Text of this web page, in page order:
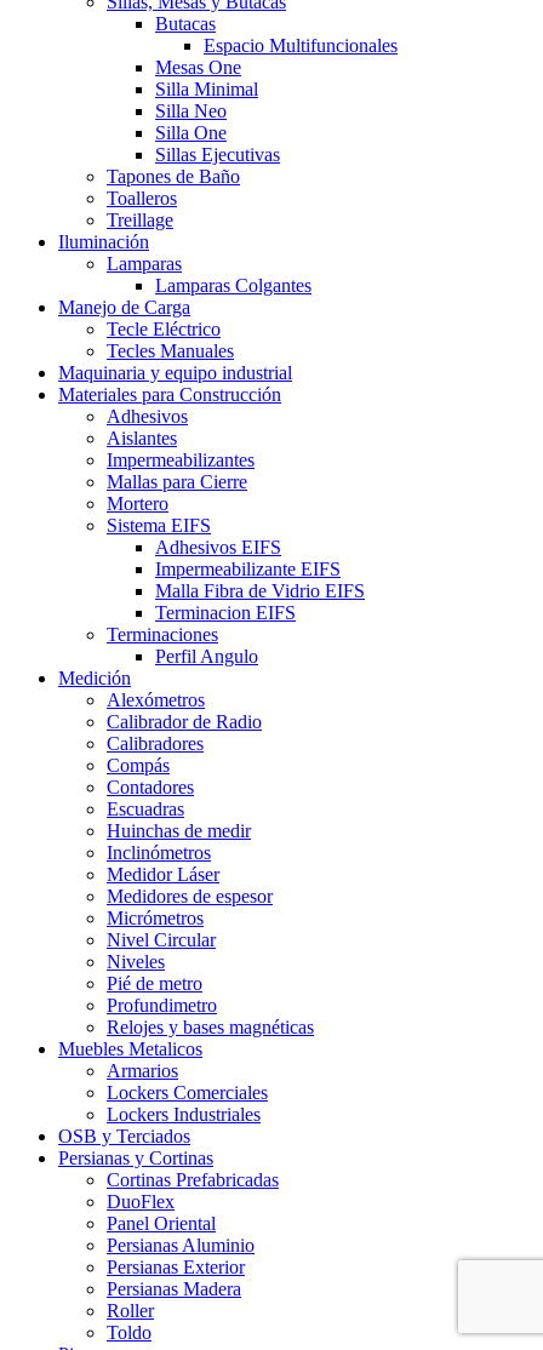
Butacas
Espacio Multifuncionales
Mesas One
Silla Minimal
Silla Neo
Silla One
Sillas Ejecutivas
Tapones de Baño
Toalleros
Treillage
Iluminación
Lamparas
Lamparas Colgantes
Manejo de Carga
Tecle Eléctrico
Tecles Manuales
Maquinaria y equipo industrial
Materiales para Construcción
Adhesivos
Aislantes
Impermeabilizantes
Mallas para Cierre
Mortero
Sistema EIFS
Adhesivos EIFS
Impermeabilizante EIFS
Malla Fibra de Vidrio EIFS
Terminacion EIFS
Terminaciones
Perfil Angulo
Medición
Alexómetros
Calibrador de Radio
Calibradores
Compás
Contadores
Escuadras
Huinchas de medir
Inclinómetros
Medidor Láser
Medidores de espesor
Micrómetros
Nivel Circular
Niveles
Pié de metro
Profundimetro
Relojes y bases magnéticas
Muebles Metalicos
Armarios
Lockers Comerciales
Lockers Industriales
OSB y Terciados
Persianas y Cortinas
Cortinas Prefabricadas
DuoFlex
Panel Oriental
Persianas Aluminio
Persianas Exterior
Persianas Madera
Roller
Toldo